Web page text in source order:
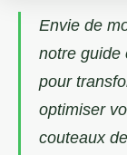
Envie de
notre guide
pour
optimiser
couteaux